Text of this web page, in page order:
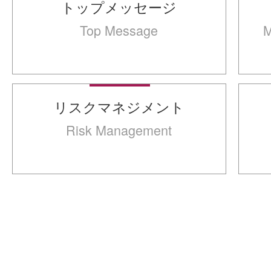
トップメッセージ
Top Message
リスクマネジメント
Risk Management